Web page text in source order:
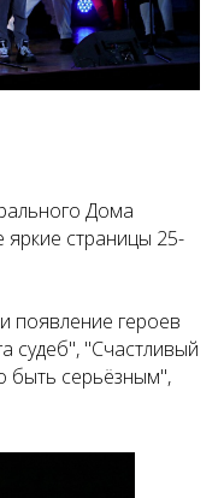
Дома
яркие страницы 25-
появление героев
судеб", "Счастливый
быть серьёзным",